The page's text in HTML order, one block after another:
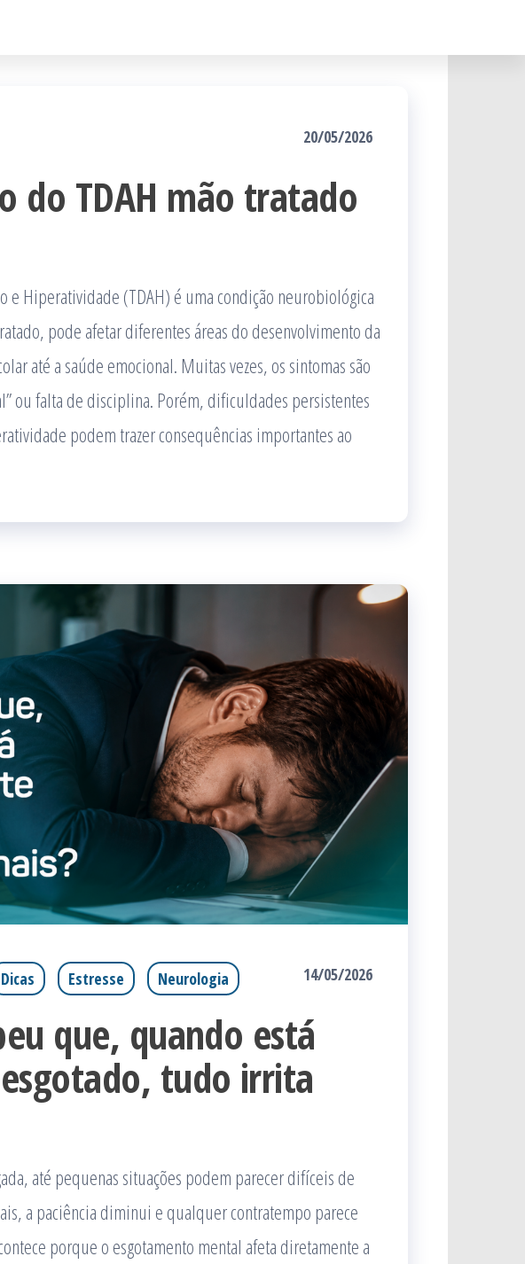
20/05/2026
do TDAH mão tratado
e Hiperatividade (TDAH) é uma condição neurobiológica
pode afetar diferentes áreas do desenvolvimento da
até a saúde emocional. Muitas vezes, os sintomas são
ou falta de disciplina. Porém, dificuldades persistentes
podem trazer consequências importantes ao
Dicas Estresse Neurologia 14/05/2026
que, quando está
tudo irrita
até pequenas situações podem parecer difíceis de
a paciência diminui e qualquer contratempo parece
porque o esgotamento mental afeta diretamente a